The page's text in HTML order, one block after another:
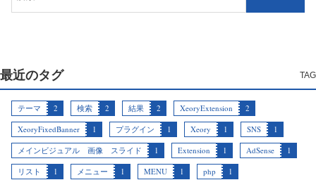
最近のタグ
テーマ 2 検索 2 結果 2 XeoryExtension
2
XeoryFixedBanner
1 プラグイン 1 Xeory 1 SNS
1
メインビジュアル 画像 スライド
1 Extension 1 AdSense
1
リスト
1 メニュー 1 MENU 1 php
1